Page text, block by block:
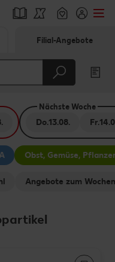
Filial-Angebote
Nächste Woche
Do.13.08. Fr.
Obst, Gemüse,
Angebote zum